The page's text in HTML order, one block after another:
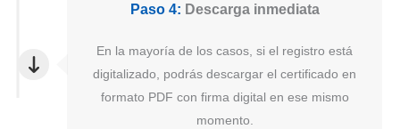
Paso 4: Descarga inmediata
En la mayoría de los casos, si el registro está
digitalizado, podrás descargar el certificado en
formato PDF con firma digital en ese mismo
momento.